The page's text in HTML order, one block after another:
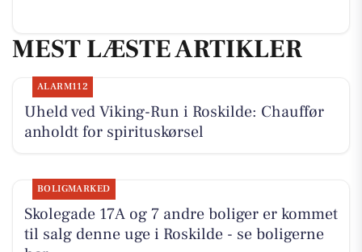
MEST LÆSTE ARTIKLER
ALARM112
Uheld ved Viking-Run i Roskilde: Chauffør
anholdt for spirituskørsel
BOLIGMARKED
Skolegade 17A og 7 andre boliger er kommet
til salg denne uge i Roskilde - se boligerne